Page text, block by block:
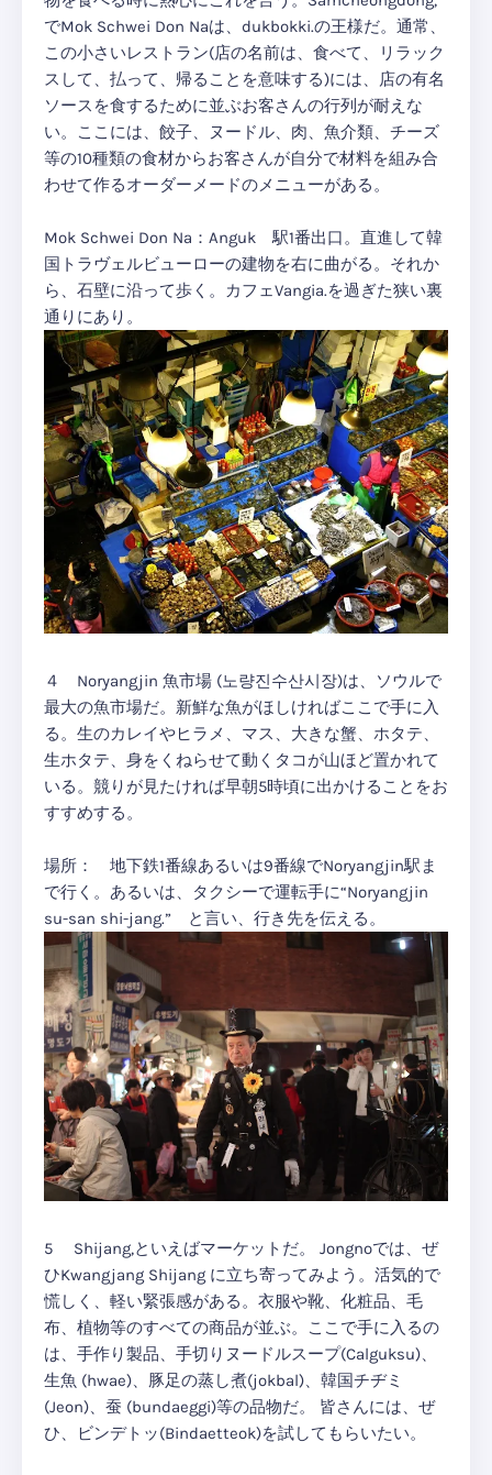
でMok Schwei Don Naは、dukbokki.の王様だ。通常、
この小さいレストラン(店の名前は、食べて、リラック
スして、払って、帰ることを意味する)には、店の有名
ソースを食するために並ぶお客さんの行列が耐えな
い。ここには、餃子、ヌードル、肉、魚介類、チーズ
等の10種類の食材からお客さんが自分で材料を組み合
わせて作るオーダーメードのメニューがある。
Mok Schwei Don Na：Anguk 駅1番出口。直進して韓
国トラヴェルビューローの建物を右に曲がる。それか
ら、石壁に沿って歩く。カフェVangia.を過ぎた狭い裏
通りにあり。
４ Noryangjin 魚市場 (노량진수산시장)は、ソウルで
最大の魚市場だ。新鮮な魚がほしければここで手に入
る。生のカレイやヒラメ、マス、大きな蟹、ホタテ、
生ホタテ、身をくねらせて動くタコが山ほど置かれて
いる。競りが見たければ早朝5時頃に出かけることをお
すすめする。
場所： 地下鉄1番線あるいは9番線でNoryangjin駅ま
で行く。あるいは、タクシーで運転手に“Noryangjin
su-san shi-jang.” と言い、行き先を伝える。
5 Shijang,といえばマーケットだ。 Jongnoでは、ぜ
ひKwangjang Shijang に立ち寄ってみよう。活気的で
慌しく、軽い緊張感がある。衣服や靴、化粧品、毛
布、植物等のすべての商品が並ぶ。ここで手に入るの
は、手作り製品、手切りヌードルスープ(Calguksu)、
生魚 (hwae)、豚足の蒸し煮(jokbal)、韓国チヂミ
(Jeon)、蚕 (bundaeggi)等の品物だ。 皆さんには、ぜ
ひ、ビンデトッ(Bindaetteok)を試してもらいたい。